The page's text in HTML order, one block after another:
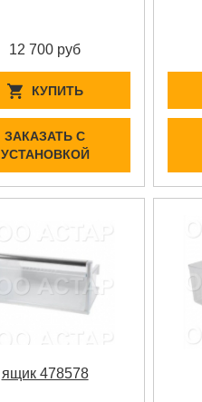
12 700 руб
КУПИТЬ
ЗАКАЗАТЬ С
УСТАНОВКОЙ
ящик 478578